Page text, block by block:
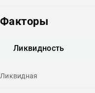
Факторы
Ликвидность
Ликвидная